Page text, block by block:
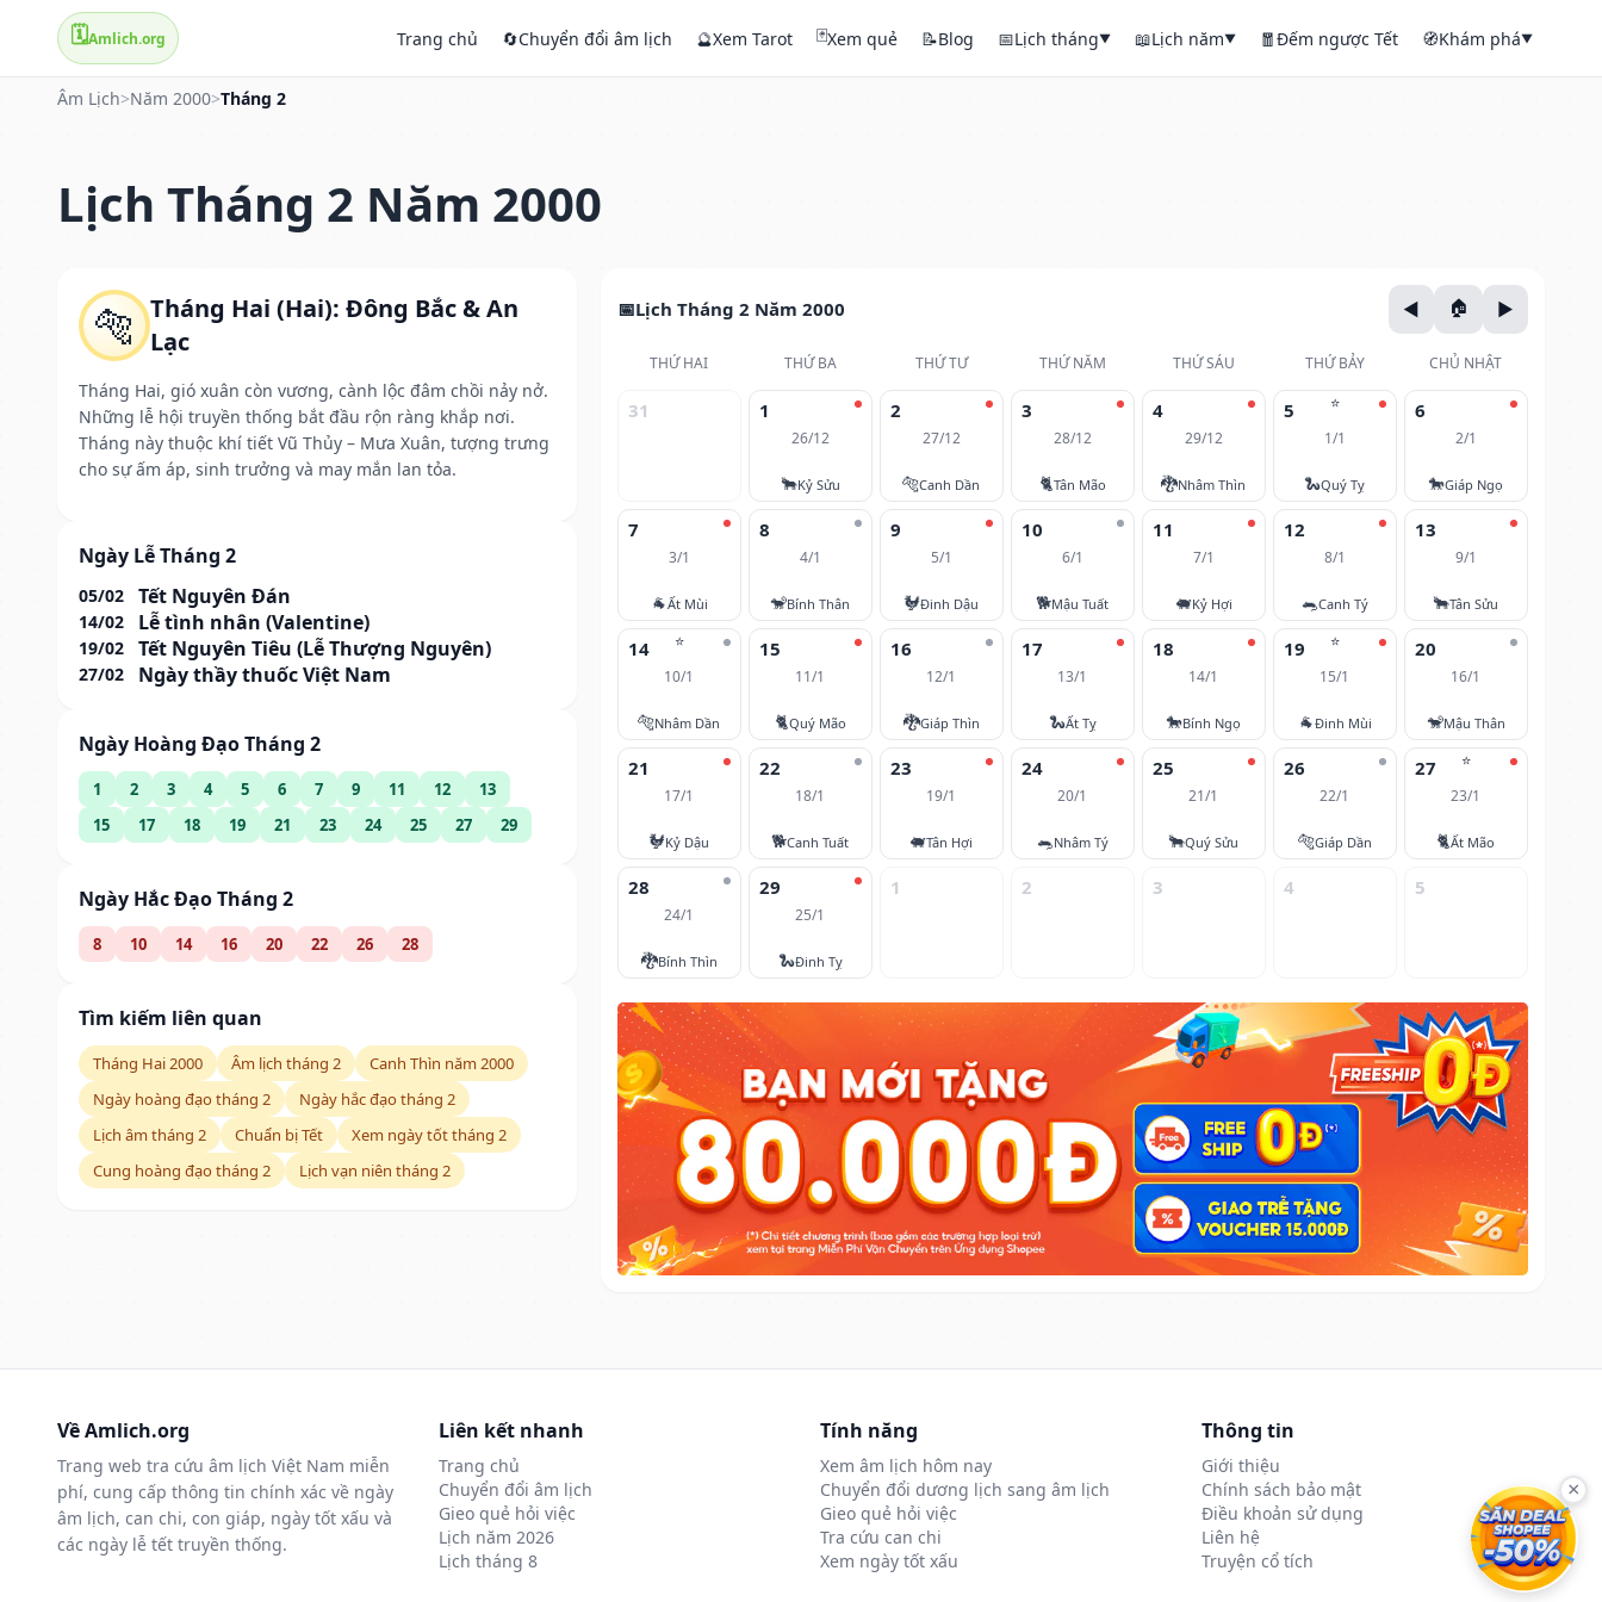
🗓️Amlich.org Trang chủ 🔄Chuyển đổi âm lịch 🔮Xem Tarot 🃏Xem quẻ 📝Blog 📅Lịch tháng▼ 📖Lịch năm▼ 🧧Đếm ngược Tết 🧭Khám phá▼
Âm Lịch>Năm 2000>Tháng 2
Lịch Tháng 2 Năm 2000
🐅 Tháng Hai (Hai): Đông Bắc & An
Lạc
Tháng Hai, gió xuân còn vương, cành lộc đâm chồi nảy nở.
Những lễ hội truyền thống bắt đầu rộn ràng khắp nơi.
Tháng này thuộc khí tiết Vũ Thủy – Mưa Xuân, tượng trưng
cho sự ấm áp, sinh trưởng và may mắn lan tỏa.
Ngày Lễ Tháng 2
05/02 Tết Nguyên Đán
14/02 Lễ tình nhân (Valentine)
19/02 Tết Nguyên Tiêu (Lễ Thượng Nguyên)
27/02 Ngày thầy thuốc Việt Nam
Ngày Hoàng Đạo Tháng 2
1 2 3 4 5 6 7 9 11 12
13
15
17 18 19 21 23 24 25 27 29
Ngày Hắc Đạo Tháng 2
8 10 14 16 20 22 26 28
Tìm kiếm liên quan
Tháng Hai 2000 Âm lịch tháng 2
Canh Thìn năm 2000
Ngày hoàng đạo tháng 2
Ngày hắc đạo tháng 2
Lịch âm tháng 2
Chuẩn bị Tết
Xem ngày tốt tháng 2
Cung hoàng đạo tháng 2
Lịch vạn niên tháng 2
Lịch Tháng 2 Năm 2000
THỨ HAI THỨ BA THỨ TƯ THỨ NĂM THỨ SÁU THỨ BẢY CHỦ NHẬT
31 1
26/12
🐂Kỷ Sửu
2
27/12
🐅Canh Dần
3
28/12
🐈Tân Mão
4
29/12
🐉Nhâm Thìn
⭐
5
1/1
🐍Quý Tỵ
6
2/1
🐎Giáp Ngọ
7
3/1
🐐Ất Mùi
8
4/1
🐒Bính Thân
9
5/1
🐓Đinh Dậu
10
6/1
🐕Mậu Tuất
11
7/1
🐖Kỷ Hợi
12
8/1
🐀Canh Tý
13
9/1
🐂Tân Sửu
⭐
14
10/1
🐅Nhâm Dần
15
11/1
🐈Quý Mão
16
12/1
🐉Giáp Thìn
17
13/1
🐍Ất Tỵ
18
14/1
🐎Bính Ngọ
⭐
19
15/1
🐐Đinh Mùi
20
16/1
🐒Mậu Thân
21
17/1
🐓Kỷ Dậu
22
18/1
🐕Canh Tuất
23
19/1
🐖Tân Hợi
24
20/1
🐀Nhâm Tý
25
21/1
🐂Quý Sửu
26
22/1
🐅Giáp Dần
⭐
27
23/1
🐈Ất Mão
28
24/1
🐉Bính Thìn
29
25/1
🐍Đinh Tỵ
1 2 3 4 5
Về Amlich.org
Trang web tra cứu âm lịch Việt Nam miễn
phí, cung cấp thông tin chính xác về ngày
âm lịch, can chi, con giáp, ngày tốt xấu và
các ngày lễ tết truyền thống.
Liên kết nhanh
Trang chủ
Chuyển đổi âm lịch
Gieo quẻ hỏi việc
Lịch năm 2026
Lịch tháng 8
Tính năng
Xem âm lịch hôm nay
Chuyển đổi dương lịch sang âm lịch
Gieo quẻ hỏi việc
Tra cứu can chi
Xem ngày tốt xấu
Thông tin
Giới thiệu
Chính sách bảo mật
Điều khoản sử dụng
Liên hệ
Truyện cổ tích
×